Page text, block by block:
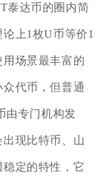
泰达币的圈内简
上1枚U币等价1
场景最丰富的
代币，但普通
由专门机构发
现比特币、山
定的特性，它